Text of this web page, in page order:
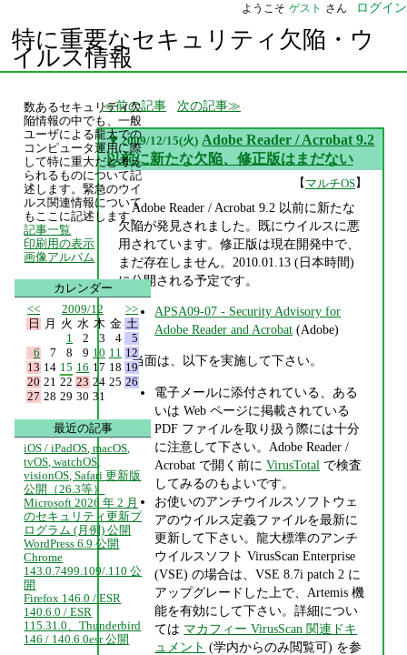
ようこそ ゲスト さん ログイン
特に重要なセキュリティ欠陥・ウ
イルス情報
前の記事 次の記事
▼ 2009/12/15(火) Adobe Reader / Acrobat 9.2
以前に新たな欠陥、修正版はまだない
【マルチOS】
Adobe Reader / Acrobat 9.2 以前に新たな
欠陥が発見されました。既にウイルスに悪
用されています。修正版は現在開発中で、
まだ存在しません。2010.01.13 (日本時間)
に公開される予定です。
APSA09-07 - Security Advisory for
Adobe Reader and Acrobat (Adobe)
当面は、以下を実施して下さい。
電子メールに添付されている、ある
いは Web ページに掲載されている
PDF ファイルを取り扱う際には十分
に注意して下さい。Adobe Reader /
Acrobat で開く前にVirusTotal で検査
してみるのもよいです。
お使いのアンチウイルスソフトウェ
アのウイルス定義ファイルを最新に
更新して下さい。龍大標準のアンチ
ウイルスソフト VirusScan Enterprise
(VSE) の場合は、VSE 8.7i patch 2 に
アップグレードした上で、Artemis 機
能を有効にして下さい。詳細につい
ては マカフィー VirusScan 関連ドキ
ュメント (学内からのみ閲覧可) を参
数あるセキュリティ欠
陥情報の中でも、一般
ユーザによる龍大での
コンピュータ運用に際
して特に重大だと考え
られるものについて記
述します。緊急のウイ
ルス関連情報について
もここに記述します。
記事一覧
印刷用の表示
画像アルバム
カレンダー
<<
2009/12
>>
日
月 火 水 木 金 土
1
2 3 4
5
6
7 8 9 10 11 12
13 14 15 16 17 18 19
20 21 22 23 24 25 26
27 28 29 30 31
最近の記事
iOS / iPadOS, macOS,
tvOS, watchOS,
visionOS, Safari 更新版
公開（26.3等）
Microsoft 2026 年 2 月
のセキュリティ更新プ
ログラム (月例) 公開
WordPress 6.9 公開
Chrome
143.0.7499.109/.110 公
開
Firefox 146.0 / ESR
140.6.0 / ESR
115.31.0、Thunderbird
146 / 140.6.0esr 公開